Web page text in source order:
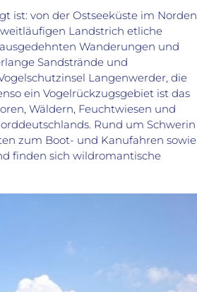
ist: von der Ostseeküste im Norden
Landstrich etliche
Wanderungen und
Sandstrände und
Langenwerder, die
ein Vogelrückzugsgebiet ist das
Wäldern, Feuchtwiesen und
Rund um Schwerin
zum Boot- und Kanufahren sowie
finden sich wildromantische